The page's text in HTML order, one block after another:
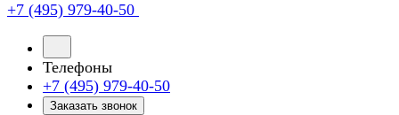
+7 (495) 979-40-50
Телефоны
+7 (495) 979-40-50
Заказать звонок